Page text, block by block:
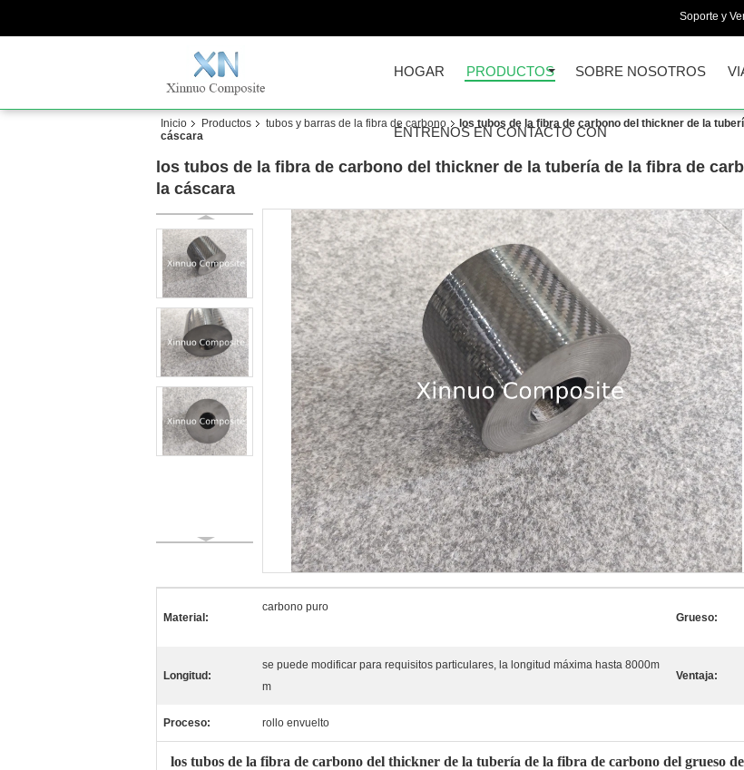
Soporte y
HOGAR PRODUCTOS SOBRE NOSOTROS
ÉNTRENOS EN CONTACTO CON
Inicio Productos tubos y barras de la fibra de carbono
los tubos de la fibra de carbono del thickner de la
cáscara
los tubos de la fibra de carbono del thickner de la tubería de la fibra de
la cáscara
Material:
carbono puro
Grueso:
Longitud:
se puede modificar para requisitos particulares, la longitud máxima hasta 8000m
m
Ventaja:
Proceso: rollo envuelto
los tubos de la fibra de carbono del thickner de la tubería de la fibra de carbono del grueso